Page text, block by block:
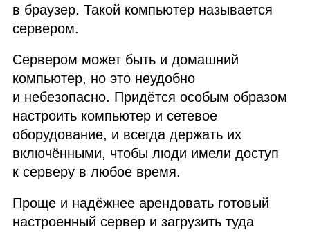
в браузер. Такой компьютер называется
сервером.
Сервером может быть и домашний
компьютер, но это неудобно
и небезопасно. Придётся особым образом
настроить компьютер и сетевое
оборудование, и всегда держать их
включёнными, чтобы люди имели доступ
к серверу в любое время.
Проще и надёжнее арендовать готовый
настроенный сервер и загрузить туда